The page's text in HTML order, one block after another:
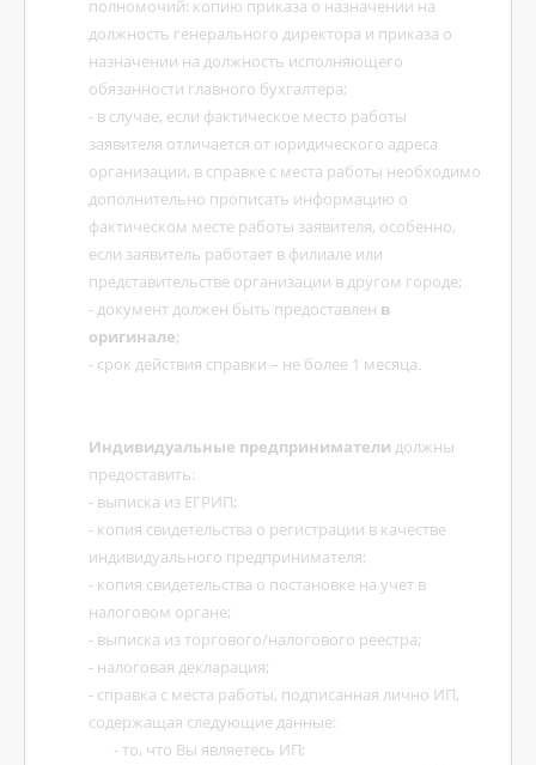
полномочий: копию приказа о назначении на
должность генерального директора и приказа о
назначении на должность исполняющего
обязанности главного бухгалтера;
- в случае, если фактическое место работы
заявителя отличается от юридического адреса
организации, в справке с места работы необходимо
дополнительно прописать информацию о
фактическом месте работы заявителя, особенно,
если заявитель работает в филиале или
представительстве организации в другом городе;
- документ должен быть предоставлен в
оригинале;
- срок действия справки – не более 1 месяца.
Индивидуальные предприниматели должны
предоставить:
- выписка из ЕГРИП;
- копия свидетельства о регистрации в качестве
индивидуального предпринимателя;
- копия свидетельства о постановке на учет в
налоговом органе;
- выписка из торгового/налогового реестра;
- налоговая декларация;
- справка с места работы, подписанная лично ИП,
содержащая следующие данные:
- то, что Вы являетесь ИП;